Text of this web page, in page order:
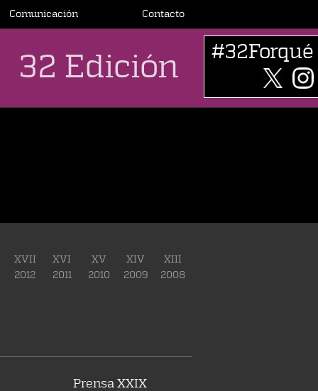
Comunicación Contacto
32 Edición #32Forqué
XVII
2012
XVI
2011
XV
2010
XIV
2009
XIII
2008
Prensa XXIX